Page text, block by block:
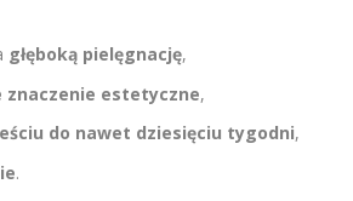
głęboką pielęgnację,
znaczenie estetyczne,
do nawet dziesięciu tygodni,
.